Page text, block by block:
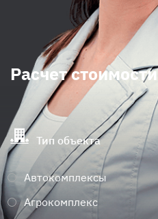
Расчет стоимости
Тип объекта
Автокомплексы
Агрокомплекс